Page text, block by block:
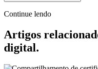
Continue lendo
Artigos
digital.